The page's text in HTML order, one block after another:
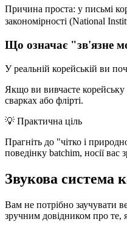
Причина проста: у письмі
закономірності (National
Що означає "зв'язне
У реальній корейській ви
Якщо ви вивчаєте корейську
сварках або флірті.
💡 Практична ціль
Прагніть до "чітко і
поведінку batchim, носії вас
Звукова система
Вам не потрібно заучувати
зручним довідником про те,